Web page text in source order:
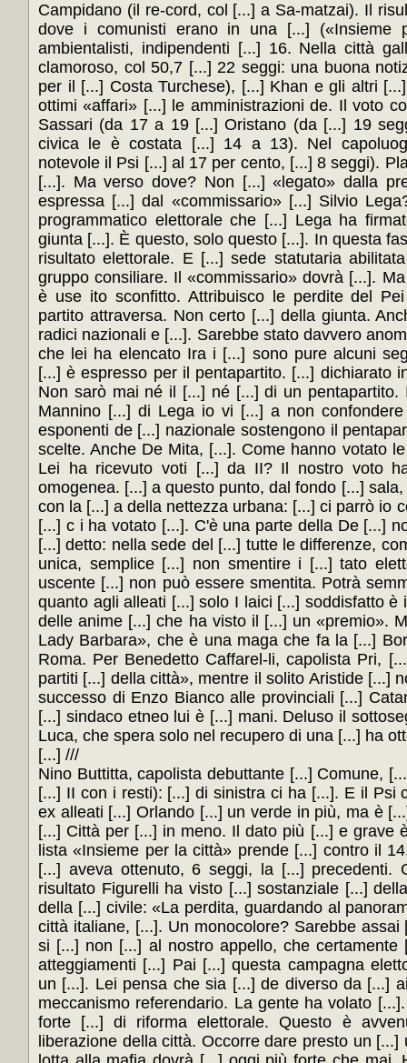
Campidano (il re-cord, col [...] a Sa-matzai). Il
dove i comunisti erano in una [...] («Insieme
ambientalisti, indipendenti [...] 16. Nella città
clamoroso, col 50,7 [...] 22 seggi: una buona
per il [...] Costa Turchese), [...] Khan e gli altri
ottimi «affari» [...] le amministrazioni de. Il voto
Sassari (da 17 a 19 [...] Oristano (da [...] 19
civica le è costata [...] 14 a 13). Nel
notevole il Psi [...] al 17 per cento, [...] 8 seggi).
[...]. Ma verso dove? Non [...] «legato» dalla
espressa [...] dal «commissario» [...] Silvio
programmatico elettorale che [...] Lega ha
giunta [...]. È questo, solo questo [...]. In questa
risultato elettorale. E [...] sede statutaria
gruppo consiliare. Il «commissario» dovrà [...].
è use ito sconfitto. Attribuisco le perdite del
partito attraversa. Non certo [...] della giunta.
radici nazionali e [...]. Sarebbe stato davvero
che lei ha elencato Ira i [...] sono pure alcuni
[...] è espresso per il pentapartito. [...] dichiarato
Non sarò mai né il [...] né [...] di un pentapartito.
Mannino [...] di Lega io vi [...] a non
esponenti de [...] nazionale sostengono il
scelte. Anche De Mita, [...]. Come hanno votato
Lei ha ricevuto voti [...] da II? Il nostro voto
omogenea. [...] a questo punto, dal fondo [...]
con la [...] a della nettezza urbana: [...] ci parrò io
[...] c i ha votato [...]. C'è una parte della De [...]
[...] detto: nella sede del [...] tutte le differenze,
unica, semplice [...] non smentire i [...] tato
uscente [...] non può essere smentita. Potrà
quanto agli alleati [...] solo I laici [...] soddisfatto è
delle anime [...] che ha visto il [...] un «premio».
Lady Barbara», che è una maga che fa la [...]
Roma. Per Benedetto Caffarel-li, capolista Pri,
partiti [...] della città», mentre il solito Aristide [...]
successo di Enzo Bianco alle provinciali [...]
[...] sindaco etneo lui è [...] mani. Deluso il
Luca, che spera solo nel recupero di una [...] ha
[...] ///
Nino Buttitta, capolista debuttante [...] Comune,
[...] II con i resti): [...] di sinistra ci ha [...]. E il Psi
ex alleati [...] Orlando [...] un verde in più, ma è
[...] Città per [...] in meno. Il dato più [...] e grave
lista «Insieme per la città» prende [...] contro il
[...] aveva ottenuto, 6 seggi, la [...] precedenti.
risultato Figurelli ha visto [...] sostanziale [...]
della [...] civile: «La perdita, guardando al
città italiane, [...]. Un monocolore? Sarebbe
si [...] non [...] al nostro appello, che certamente
atteggiamenti [...] Pai [...] questa campagna
un [...]. Lei pensa che sia [...] de diverso da [...]
meccanismo referendario. La gente ha volato
forte [...] di riforma elettorale. Questo è
liberazione della città. Occorre dare presto un